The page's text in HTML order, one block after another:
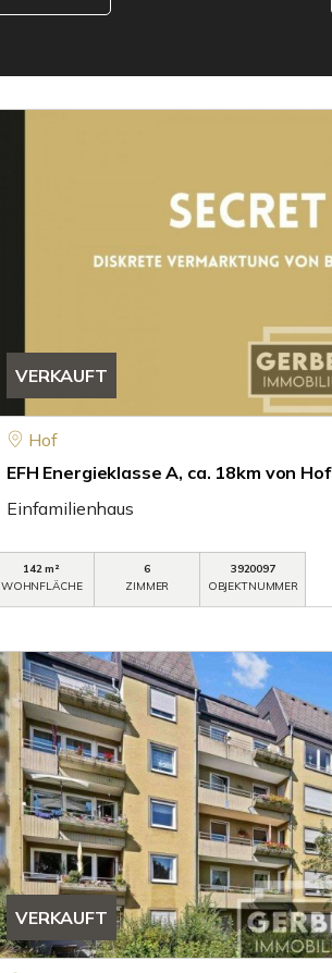
VERKAUFT
Hof
EFH Energieklasse A, ca. 18km von Hof
Einfamilienhaus
142 m²
WOHNFLÄCHE
6
ZIMMER
3920097
OBJEKTNUMMER
VERKAUFT